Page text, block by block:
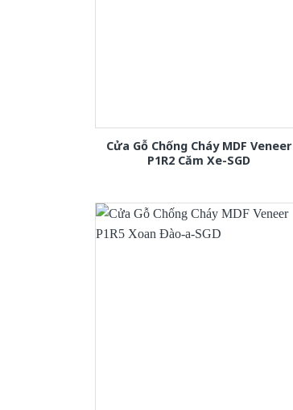
Cửa Gỗ Chống Cháy MDF Veneer
P1R2 Căm Xe-SGD